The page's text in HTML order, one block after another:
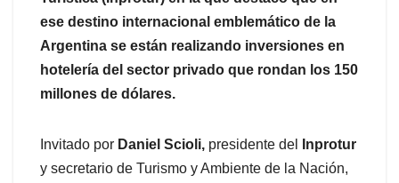
ese destino internacional emblemático de la
Argentina se están realizando inversiones en
hotelería del sector privado que rondan los 150
millones de dólares.
Invitado por Daniel Scioli, presidente del
Inprotur
y secretario de Turismo y Ambiente de la Nación,